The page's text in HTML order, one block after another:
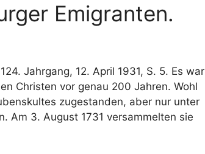
Emigranten.
Jahrgang, 12. April 1931, S. 5. Es war
Christen vor genau 200 Jahren. Wohl
zugestanden, aber nur unter
Am 3. August 1731 versammelten sie